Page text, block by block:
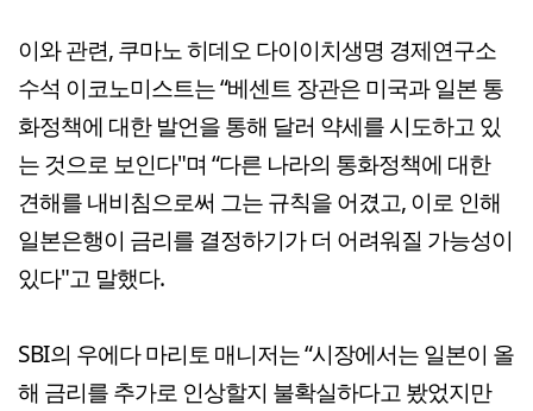
이와 관련, 쿠마노 히데오 다이이치생명 경제연구소
수석 이코노미스트는 “베센트 장관은 미국과 일본 통
화정책에 대한 발언을 통해 달러 약세를 시도하고 있
는 것으로 보인다"며 “다른 나라의 통화정책에 대한
견해를 내비침으로써 그는 규칙을 어겼고, 이로 인해
일본은행이 금리를 결정하기가 더 어려워질 가능성이
있다"고 말했다.
SBI의 우에다 마리토 매니저는 “시장에서는 일본이 올
해 금리를 추가로 인상할지 불확실하다고 봤었지만